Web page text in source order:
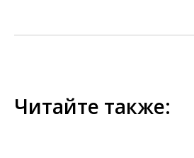
Читайте также: